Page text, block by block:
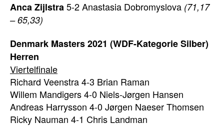
Anca Zijlstra5-2 Anastasia Dobromyslova (71,17
– 65,33)
Denmark Masters 2021 (WDF-Kategorie Silber)
Herren
Viertelfinale
Richard Veenstra 4-3 Brian Raman
Willem Mandigers 4-0 Niels-Jørgen Hansen
Andreas Harrysson 4-0Jørgen Naeser Thomsen
Ricky Nauman 4-1 Chris Landman